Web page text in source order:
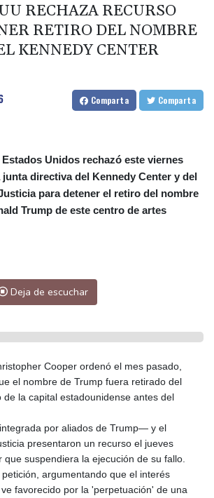
petrolera
en RDC una vacuna ya existente contra
con Irán
RECHAZA RECURSO
RETIRO DEL NOMBRE
KENNEDY CENTER
Comparta Comparta
Unidos rechazó este viernes
directiva del Kennedy Center y del
para detener el retiro del nombre
Trump de este centro de artes
Deja de escuchar
Cooper ordenó el mes pasado,
el nombre de Trump fuera retirado del
de la capital estadounidense antes del
por aliados de Trump— y el
presentaron un recurso el jueves
que suspendiera la ejecución de su fallo.
argumentando que el interés
favorecido por la 'perpetuación' de una